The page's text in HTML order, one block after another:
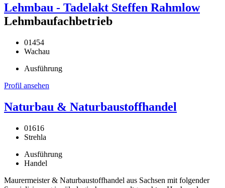
Lehmbau - Tadelakt Steffen Rahmlow
Lehmbaufachbetrieb
01454
Wachau
Ausführung
Profil ansehen
Naturbau & Naturbaustoffhandel
01616
Strehla
Ausführung
Handel
Maurermeister & Naturbaustoffhandel aus Sachsen mit folgender